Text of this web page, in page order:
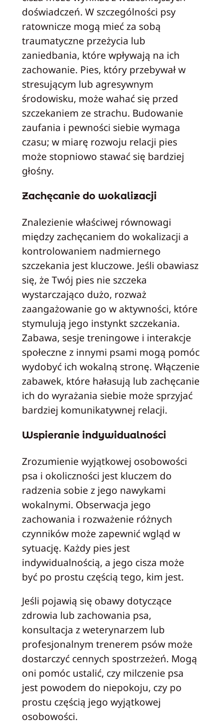
doświadczeń. W szczególności psy
ratownicze mogą mieć za sobą
traumatyczne przeżycia lub
zaniedbania, które wpływają na ich
zachowanie. Pies, który przebywał w
stresującym lub agresywnym
środowisku, może wahać się przed
szczekaniem ze strachu. Budowanie
zaufania i pewności siebie wymaga
czasu; w miarę rozwoju relacji pies
może stopniowo stawać się bardziej
głośny.
Zachęcanie do wokalizacji
Znalezienie właściwej równowagi
między zachęcaniem do wokalizacji a
kontrolowaniem nadmiernego
szczekania jest kluczowe. Jeśli obawiasz
się, że Twój pies nie szczeka
wystarczająco dużo, rozważ
zaangażowanie go w aktywności, które
stymulują jego instynkt szczekania.
Zabawa, sesje treningowe i interakcje
społeczne z innymi psami mogą pomóc
wydobyć ich wokalną stronę. Włączenie
zabawek, które hałasują lub zachęcanie
ich do wyrażania siebie może sprzyjać
bardziej komunikatywnej relacji.
Wspieranie indywidualności
Zrozumienie wyjątkowej osobowości
psa i okoliczności jest kluczem do
radzenia sobie z jego nawykami
wokalnymi. Obserwacja jego
zachowania i rozważenie różnych
czynników może zapewnić wgląd w
sytuację. Każdy pies jest
indywidualnością, a jego cisza może
być po prostu częścią tego, kim jest.
Jeśli pojawią się obawy dotyczące
zdrowia lub zachowania psa,
konsultacja z weterynarzem lub
profesjonalnym trenerem psów może
dostarczyć cennych spostrzeżeń. Mogą
oni pomóc ustalić, czy milczenie psa
jest powodem do niepokoju, czy po
prostu częścią jego wyjątkowej
osobowości.